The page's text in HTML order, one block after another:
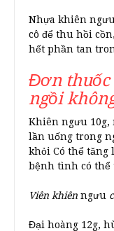
Nhựa khiên
cô để thu hồi
hết phần tan
Đơn thuốc
ngồi
Khiên ngưu 10g,
lần uống trong
khỏi Có thể tăng
bệnh tình có thể
Viên khiên ngưu
Đại hoàng 12g,